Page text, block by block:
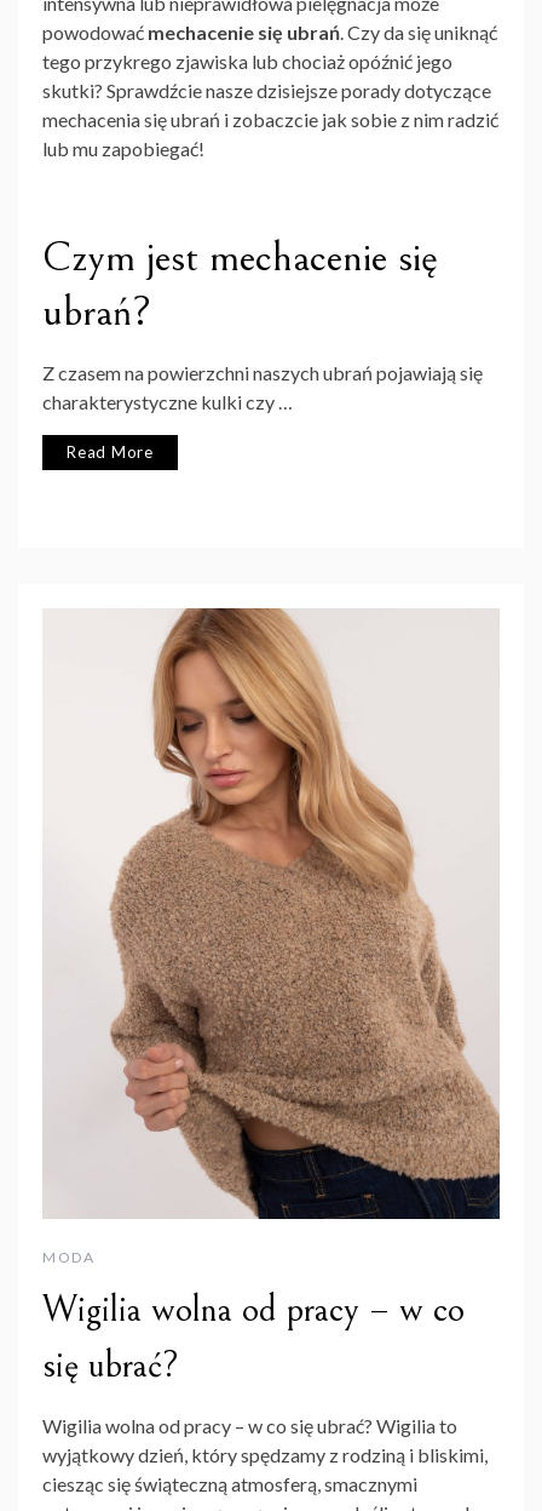
powodować mechacenie się ubrań . Czy da się uniknąć
tego przykrego zjawiska lub chociaż opóźnić jego
skutki? Sprawdźcie nasze dzisiejsze porady dotyczące
mechacenia się ubrań i zobaczcie jak sobie z nim radzić
lub mu zapobiegać!
Czym jest mechacenie się
ubrań?
Z czasem na powierzchni naszych ubrań pojawiają się
charakterystyczne kulki czy …
Read More
MODA
Wigilia wolna od pracy – w co
się ubrać?
Wigilia wolna od pracy – w co się ubrać? Wigilia to
wyjątkowy dzień, który spędzamy z rodziną i bliskimi,
ciesząc się świąteczną atmosferą, smacznymi